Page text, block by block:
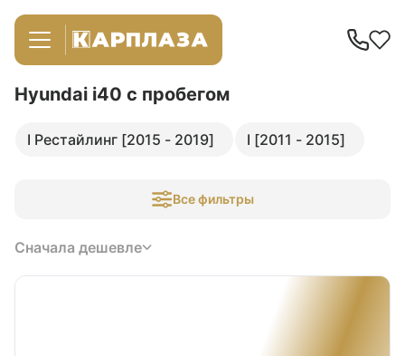
Hyundai i40 с пробегом
I Рестайлинг [2015 - 2019] I [2011 - 2015]
Все фильтры
Сначала дешевле